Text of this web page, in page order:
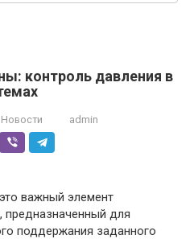
контроль давления в
Новости admin
важный элемент
предназначенный для
поддержания заданного